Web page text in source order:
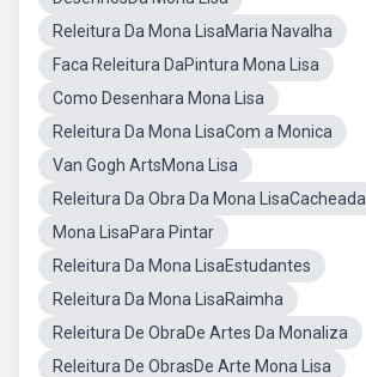
Releitura Da Mona LisaMaria Navalha
Faca Releitura DaPintura Mona Lisa
Como Desenhara Mona Lisa
Releitura Da Mona LisaCom a Monica
Van Gogh ArtsMona Lisa
Releitura Da Obra Da Mona LisaCacheada
Mona LisaPara Pintar
Releitura Da Mona LisaEstudantes
Releitura Da Mona LisaRaimha
Releitura De ObraDe Artes Da Monaliza
Releitura De ObrasDe Arte Mona Lisa